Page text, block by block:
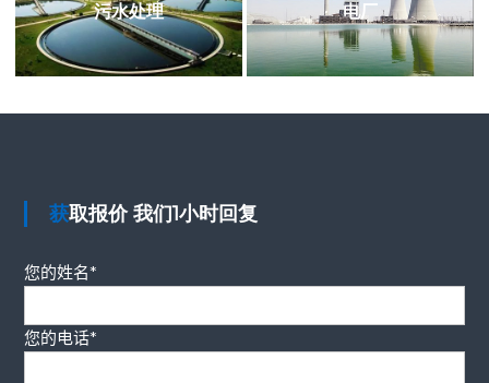
污水处理 电厂
获取报价 我们1小时回复
您的姓名*
您的电话*